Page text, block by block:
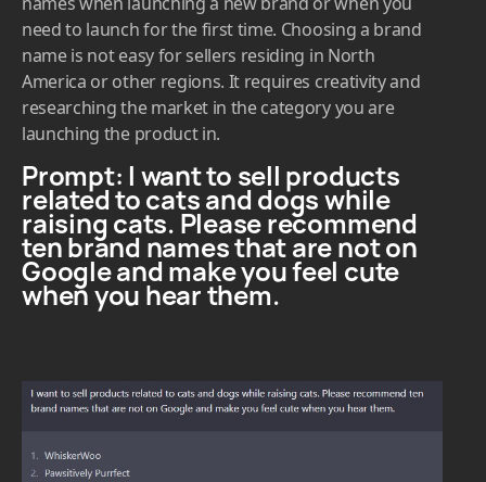
있습니다. 짧은 시간안에 많은 아이디어를 얻을 수 있습
니다. 프롬프트 하나를 소개해드립니다. 아래의 프롬프트
를 타이핑 하세요.
The second way to utilize is to get ideas for brand
names when launching a new brand or when you
need to launch for the first time. Choosing a brand
name is not easy for sellers residing in North
America or other regions. It requires creativity and
researching the market in the category you are
launching the product in.
Prompt: I want to sell products
ten brand names that are not on
Google and make you feel cute
when you hear them.